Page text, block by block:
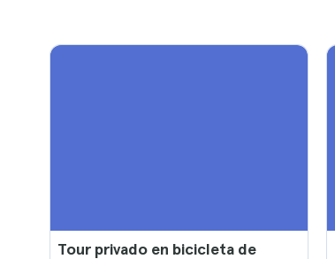
Tour privado en bicicleta de